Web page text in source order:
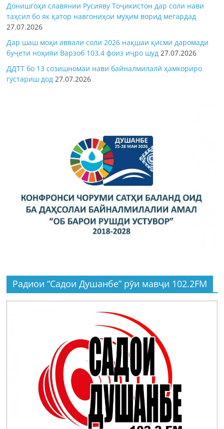
Донишгоҳи славянии Русияву Тоҷикистон дар соли нави
таҳсил бо як қатор навгониҳои муҳим ворид мегардад
27.07.2026
Дар шаш моҳи аввали соли 2026 нақшаи қисми даромади
буҷети ноҳияи Варзоб 103,4 фоиз иҷро шуд 27.07.2026
ДДТТ бо 13 созишномаи нави байналмилалӣ ҳамкориро
густариш дод 27.07.2026
Радиои “Садои Душанбе” рӯи мавҷи 102.2FM